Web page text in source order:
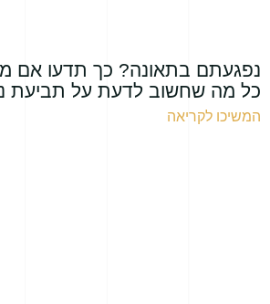
נפגעתם בתאונה? כך תדעו אם
כל מה שחשוב לדעת על תביעת
המשיכו לקריאה